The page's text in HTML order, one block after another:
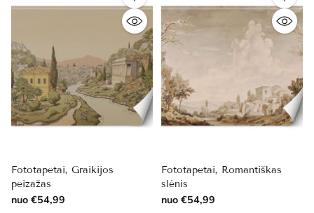
Kiekis
Fototapetai, Graikijos
peizažas
nuo €54,99
Kiekis
Fototapetai, Romantiškas
slėnis
nuo €54,99